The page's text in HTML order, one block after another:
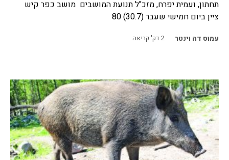
תחתון, ועמית יפרח, מזכ"ל תנועת המושבים מושב כפר קיש
ציין ביום חמישי שעבר (30.7) 80
עמוס דה וינטר 2דק' קריאה